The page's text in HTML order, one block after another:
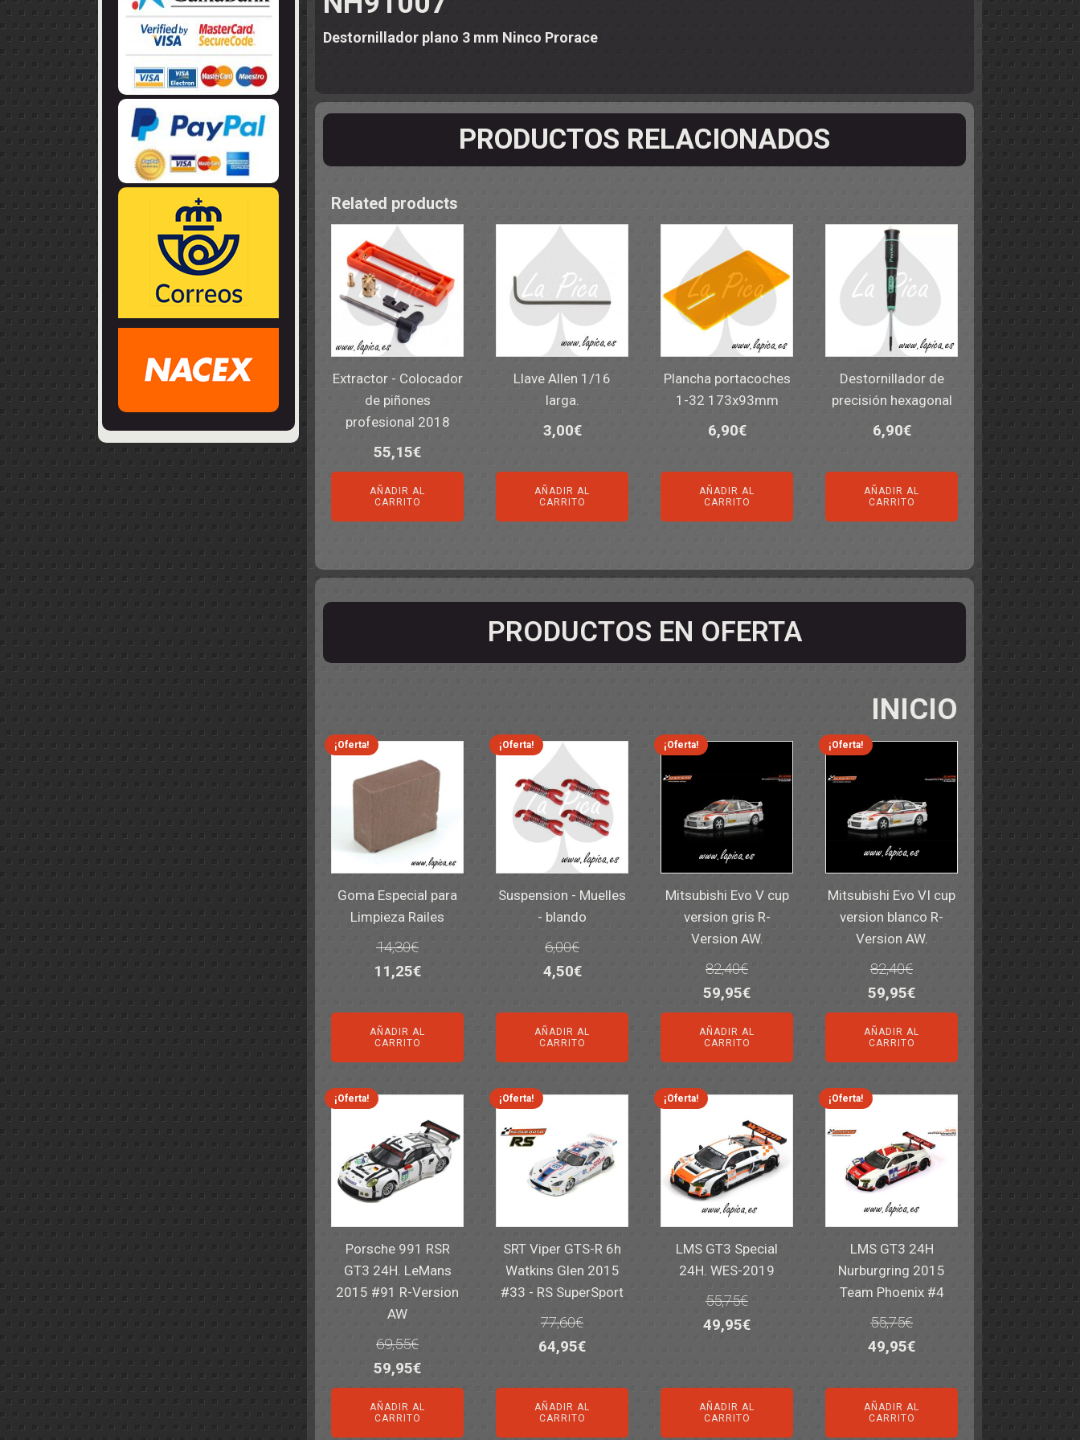
GUIA - BRAZOS - SOPORTES
LLANTAS
Destornillador plano 3 mm Ninco Prorace
PRODUCTOS RELACIONADOS
Related products
Extractor - Colocador
de piñones
profesional 2018
55,15€
AÑADIR AL
CARRITO
Llave Allen 1/16
larga.
3,00€
AÑADIR AL
CARRITO
Plancha portacoches
1-32 173x93mm
6,90€
AÑADIR AL
CARRITO
Destornillador de
precisión hexagonal
6,90€
AÑADIR AL
CARRITO
PRODUCTOS EN OFERTA
INICIO
¡Oferta!
Goma Especial para
Limpieza Railes
14,30€
El
original
era:
14,30€.
11,25€El
actual
11,25€.
AÑADIR AL
CARRITO
¡Oferta!
Suspension - Muelles
- blando
6,00€
El
original
era:
6,00€.
4,50€El
actual
es:
4,50€.
AÑADIR AL
CARRITO
¡Oferta!
Mitsubishi Evo V cup
version gris R-
Version AW.
82,40€
El
precio
original
era:
82,40€.
59,95€El
precio
actual
es:
AÑADIR AL
CARRITO
¡Oferta!
Mitsubishi Evo VI cup
version blanco R-
Version AW.
82,40€
El
precio
original
era:
82,40€.
59,95€El
precio
actual
es:
AÑADIR AL
CARRITO
¡Oferta!
Porsche 991 RSR
GT3 24H. LeMans
2015 #91 R-Version
AW
69,55€
El
precio
original
59,95€El
precio
actual
AÑADIR AL
CARRITO
¡Oferta!
SRT Viper GTS-R 6h
Watkins Glen 2015
#33 - RS SuperSport
77,60€
El
original
era:
64,95€El
actual
AÑADIR AL
CARRITO
¡Oferta!
LMS GT3 Special
24H. WES-2019
55,75€
El
era:
55,75€.
49,95€El
AÑADIR AL
CARRITO
¡Oferta!
LMS GT3 24H
Nurburgring 2015
Team Phoenix #4
55,75€
El
original
era:
49,95€El
actual
AÑADIR AL
CARRITO